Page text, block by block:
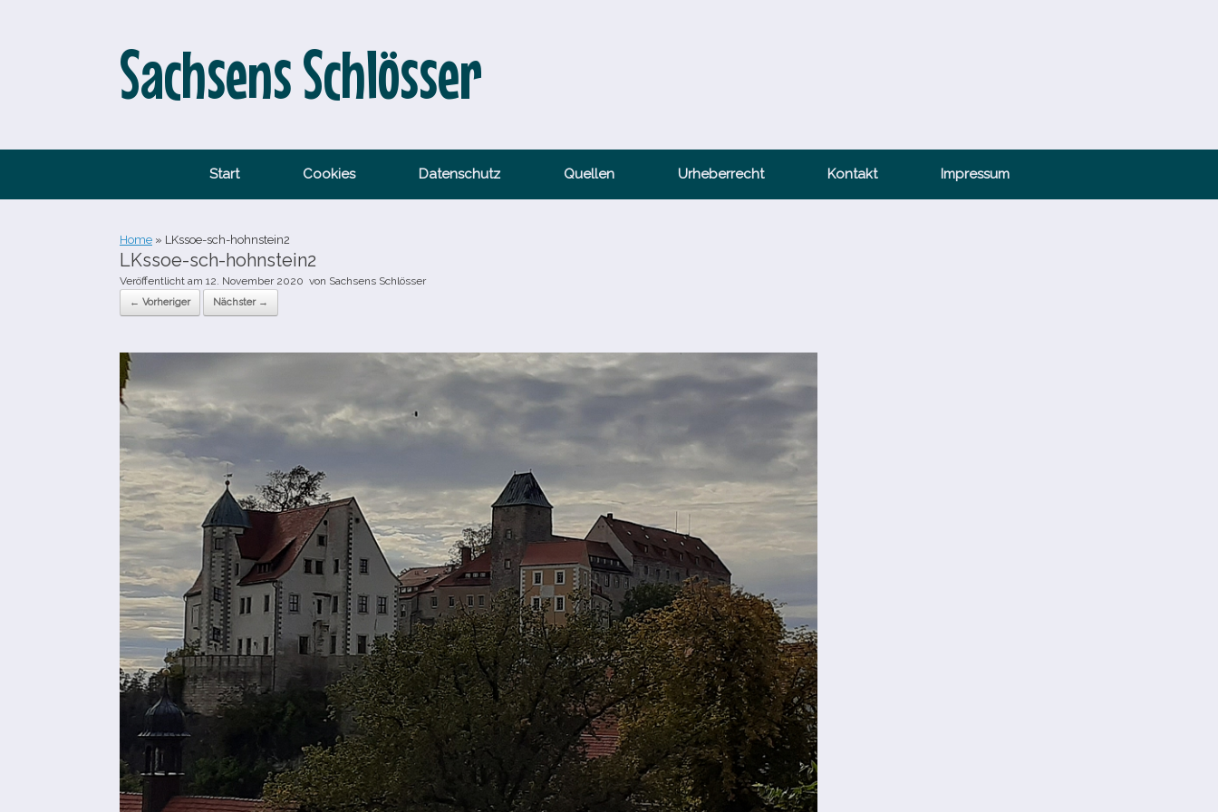
Sachsens Schlösser
Start Cookies Datenschutz Quellen Urheberrecht Kontakt Impressum
Home » LKssoe-​sch-​hohnstein2
LKssoe-​sch-​hohnstein2
Veröffentlicht am 12. November 2020 von Sachsens Schlösser
← Vorheriger Nächster →